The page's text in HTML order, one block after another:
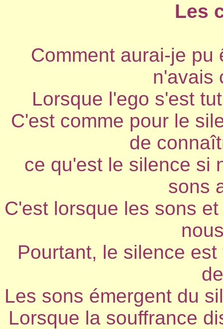
Les
Comment aurai-je
n'avais
Lorsque l'ego s'est
C'est comme pour le
de
ce qu'est le silence si
sons
C'est lorsque les sons
Pourtant, le silence
Les sons émergent du
Lorsque la souffrance